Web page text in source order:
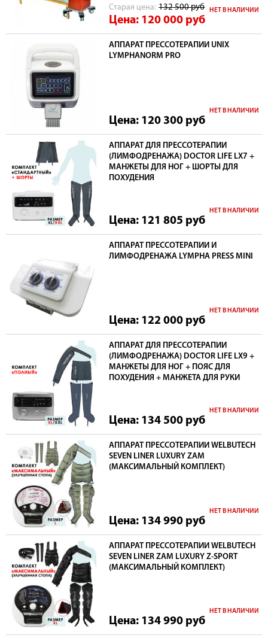
Cтарая цена: 132 500руб
Цена: 120 000 руб
НЕТ В НАЛИЧИИ
АППАРАТ ПРЕССОТЕРАПИИ UNIX
LYMPHANORM PRO
Цена: 120 300 руб
НЕТ В НАЛИЧИИ
АППАРАТ ДЛЯ ПРЕССОТЕРАПИИ
(ЛИМФОДРЕНАЖА) DOCTOR LIFE LX7 +
МАНЖЕТЫ ДЛЯ НОГ + ШОРТЫ ДЛЯ
ПОХУДЕНИЯ
Цена: 121 805 руб
НЕТ В НАЛИЧИИ
АППАРАТ ПРЕССОТЕРАПИИ И
ЛИМФОДРЕНАЖА LYMPHA PRESS MINI
Цена: 122 000 руб
НЕТ В НАЛИЧИИ
АППАРАТ ДЛЯ ПРЕССОТЕРАПИИ
(ЛИМФОДРЕНАЖА) DOCTOR LIFE LX9 +
МАНЖЕТЫ ДЛЯ НОГ + ПОЯС ДЛЯ
ПОХУДЕНИЯ + МАНЖЕТА ДЛЯ РУКИ
Цена: 134 500 руб
НЕТ В НАЛИЧИИ
АППАРАТ ПРЕССОТЕРАПИИ WELBUTECH
SEVEN LINER LUXURY ZAM
(МАКСИМАЛЬНЫЙ КОМПЛЕКТ)
Цена: 134 990 руб
НЕТ В НАЛИЧИИ
АППАРАТ ПРЕССОТЕРАПИИ WELBUTECH
SEVEN LINER ZAM LUXURY Z-SPORT
(МАКСИМАЛЬНЫЙ КОМПЛЕКТ)
Цена: 134 990 руб
НЕТ В НАЛИЧИИ